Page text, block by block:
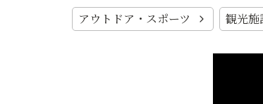
アウトドア・スポーツ
観光施